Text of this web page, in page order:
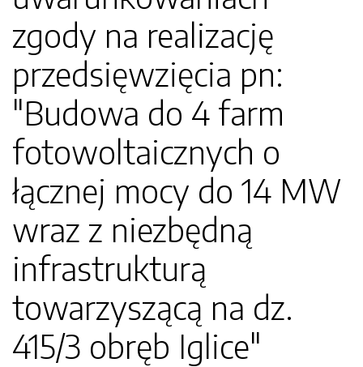
zgody na realizację
przedsięwzięcia pn:
"Budowa do 4 farm
fotowoltaicznych o
łącznej mocy do 14 MW
wraz z niezbędną
infrastrukturą
towarzyszącą na dz.
415/3 obręb Iglice"